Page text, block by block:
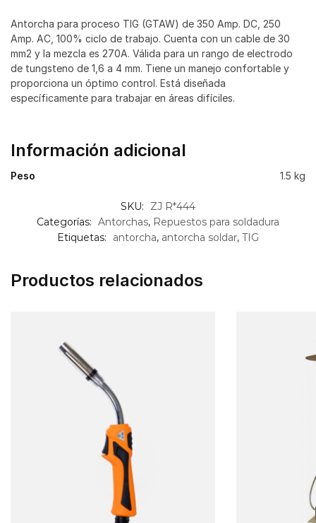
Antorcha para proceso TIG (GTAW) de 350 Amp. DC, 250
Amp. AC, 100% ciclo de trabajo. Cuenta con un cable de 30
mm2 y la mezcla es 270A. Válida para un rango de electrodo
de tungsteno de 1,6 a 4 mm. Tiene un manejo confortable y
proporciona un óptimo control. Está diseñada
específicamente para trabajar en áreas difíciles.
Información adicional
Peso 1.5 kg
SKU:
ZJ R*444
Categorías: Antorchas, Repuestos para soldadura
Etiquetas:
antorcha, antorcha soldar, TIG
Productos relacionados